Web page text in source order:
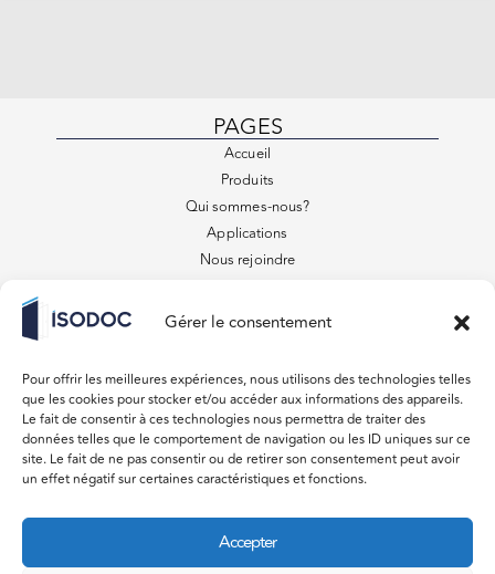
Gérer le consentement
Pour offrir les meilleures expériences, nous utilisons des technologies telles
que les cookies pour stocker et/ou accéder aux informations des appareils.
Le fait de consentir à ces technologies nous permettra de traiter des
données telles que le comportement de navigation ou les ID uniques sur ce
site. Le fait de ne pas consentir ou de retirer son consentement peut avoir
un effet négatif sur certaines caractéristiques et fonctions.
Accepter
PAGES
Accueil
Produits
Qui sommes-nous?
Applications
Nous rejoindre
879 Rue des Entrepreneurs
31220 Lavelanet de Comminges
Du lundi au vendredi 08:00 – 18:00
Samedi, Dimanche Fermé
CONTACT
devis@isodoc.fr